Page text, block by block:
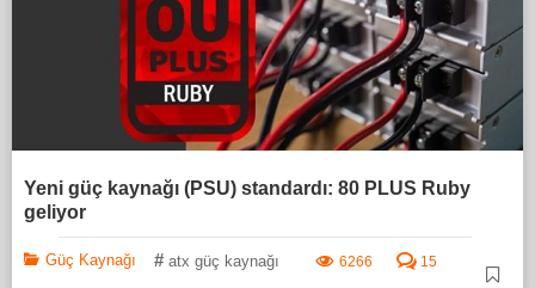
Yeni güç kaynağı (PSU) standardı: 80 PLUS Ruby
geliyor
Güç Kaynağı # atx güç kaynağı 6266 15